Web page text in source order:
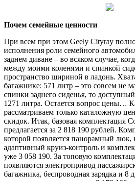
Почем семейные ценности
При всем при этом Geely Cityray
исполнения роли семейного
заднем диване – во всяком случае,
между моими коленями и спинкой
пространство шириной в ладонь.
багажнике: 571 литр – это совсем не
спинки заднего сиденья, то
1271 литра. Остается вопрос цены…
рассматриваем только каталожную
скидок. Итак, базовая комплектация
предлагается за 2 818 190 рублей.
которой появляется панорамный люк,
адаптивный круиз-контроль и
уже 3 058 190. За топовую
появляются электропривод
багажника, беспроводная зарядка и 8